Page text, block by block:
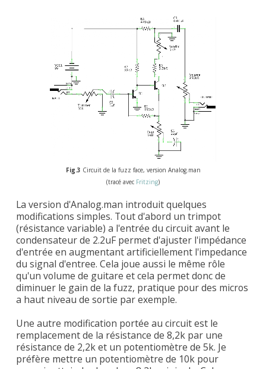
Fig.3 Circuit de la fuzz face, version Analog.man
(tracé avec Fritzing)
La version d'Analog.man introduit quelques
modifications simples. Tout d'abord un trimpot
(résistance variable) a l'entrée du circuit avant le
condensateur de 2.2uF permet d'ajuster l'impédance
d'entrée en augmentant artificiellement l'impedance
du signal d'entree. Cela joue aussi le même rôle
qu'un volume de guitare et cela permet donc de
diminuer le gain de la fuzz, pratique pour des micros
a haut niveau de sortie par exemple.
Une autre modification portée au circuit est le
remplacement de la résistance de 8,2k par une
résistance de 2,2k et un potentiomètre de 5k. Je
préfère mettre un potentiomètre de 10k pour